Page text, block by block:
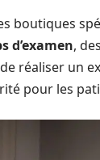
boutiques
d’examen, des
réaliser un
pour les